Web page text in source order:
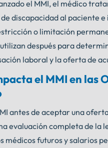
el MMI, el médico
discapacidad al paciente
o limitación
después para
laboral y la oferta de
el MMI en las
antes de aceptar una
evaluación completa de la
médicos futuros y salarios